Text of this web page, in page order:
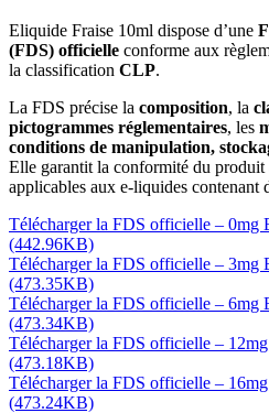
Eliquide Fraise 10ml dispose d’une
(FDS) officielle conforme aux
la classification CLP.
La FDS précise la composition, la
pictogrammes réglementaires, les
conditions de manipulation,
Elle garantit la conformité du produit
applicables aux e-liquides contenant
Télécharger la FDS officielle – 0mg
(442.96KB)
Télécharger la FDS officielle – 3mg
(473.35KB)
Télécharger la FDS officielle – 6mg
(473.34KB)
Télécharger la FDS officielle –
(473.18KB)
Télécharger la FDS officielle –
(473.24KB)